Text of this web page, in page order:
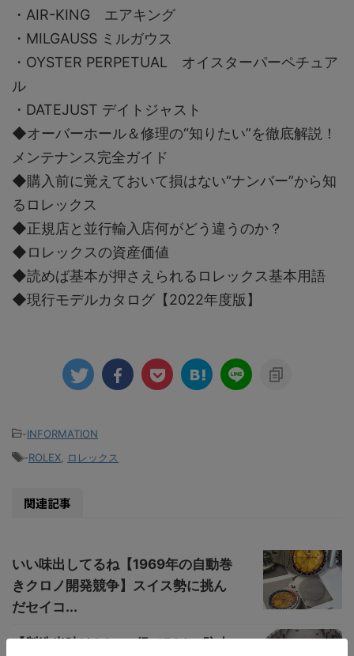
・AIR-KING エアキング
・MILGAUSS ミルガウス
・OYSTER PERPETUAL オイスターパーペチュア
ル
・DATEJUST デイトジャスト
◆オーバーホール＆修理の“知りたい”を徹底解説！
メンテナンス完全ガイド
◆購入前に覚えておいて損はない“ナンバー”から知
るロレックス
◆正規店と並行輸入店何がどう違うのか？
◆ロレックスの資産価値
◆読めば基本が押さえられるロレックス基本用語
◆現行モデルカタログ【2022年度版】
-INFORMATION
-ROLEX ロレックス
関連記事
いい味出してるね【1969年の自動巻
きクロノ開発競争】スイス勢に挑ん
だセイコ...
【製造当時は34mm径で500m防水